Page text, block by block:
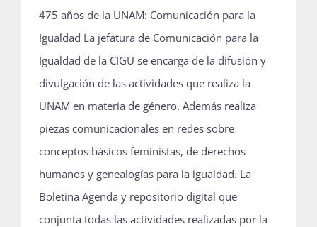
475 años de la UNAM: Comunicación para la
Igualdad La jefatura de Comunicación para la
Igualdad de la CIGU se encarga de la difusión y
divulgación de las actividades que realiza la
UNAM en materia de género. Además realiza
piezas comunicacionales en redes sobre
conceptos básicos feministas, de derechos
humanos y genealogías para la igualdad. La
Boletina Agenda y repositorio digital que
conjunta todas las actividades realizadas por la